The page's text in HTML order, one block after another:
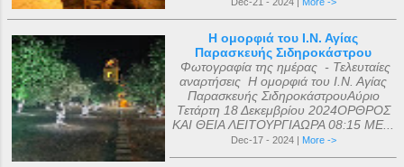
Η ομορφιά του Ι.Ν. Αγίας
Παρασκευής Σιδηροκάστρου
Φωτογραφία της ημέρας - Τελευταίες
αναρτήσεις Η ομορφιά του Ι.Ν. Αγίας
Παρασκευής ΣιδηροκάστρουΑύριο
Τετάρτη 18 Δεκεμβρίου 2024ΟΡΘΡΟΣ
ΚΑΙ ΘΕΙΑ ΛΕΙΤΟΥΡΓΙΑΩΡΑ 08:15 ΜΕ...
Dec-17 - 2024 | More ->